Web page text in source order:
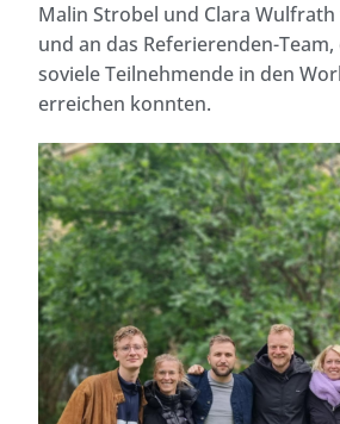
Malin Strobel und Clara
und an das Referierenden-
soviele Teilnehmende in den
erreichen konnten.